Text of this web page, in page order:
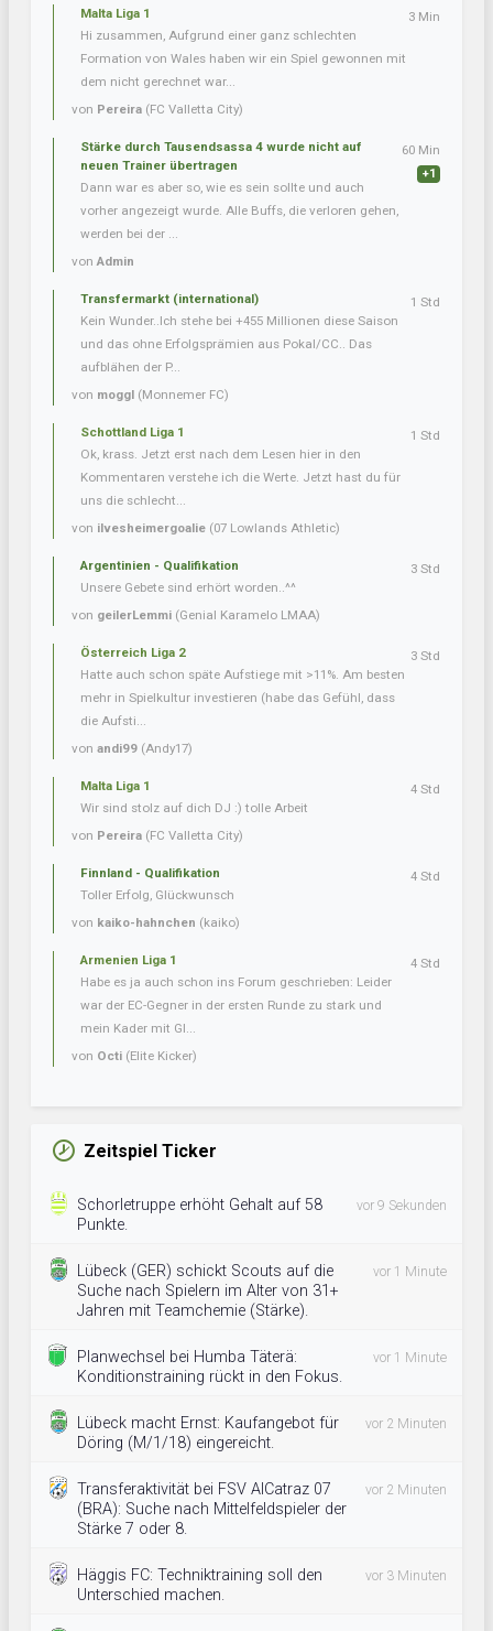
Malta Liga 1
Hi zusammen, Aufgrund einer ganz schlechten
Formation von Wales haben wir ein Spiel gewonnen mit
dem nicht gerechnet war...
von Pereira (FC Valletta City)
3 Min
Stärke durch Tausendsassa 4 wurde nicht auf
neuen Trainer übertragen
Dann war es aber so, wie es sein sollte und auch
vorher angezeigt wurde. Alle Buffs, die verloren gehen,
werden bei der ...
vonAdmin
60 Min
+1
Transfermarkt (international)
Kein Wunder..Ich stehe bei +455 Millionen diese Saison
und das ohne Erfolgsprämien aus Pokal/CC.. Das
aufblähen der P...
von moggl (Monnemer FC)
1 Std
Schottland Liga 1
Ok, krass. Jetzt erst nach dem Lesen hier in den
Kommentaren verstehe ich die Werte. Jetzt hast du für
uns die schlecht...
von ilvesheimergoalie (07 Lowlands Athletic)
1 Std
Argentinien - Qualifikation
Unsere Gebete sind erhört worden..^^
von geilerLemmi (Genial Karamelo LMAA)
3 Std
Österreich Liga 2
Hatte auch schon späte Aufstiege mit >11%. Am besten
mehr in Spielkultur investieren (habe das Gefühl, dass
die Aufsti...
von andi99 (Andy17)
3 Std
Malta Liga 1
Wir sind stolz auf dich DJ :) tolle Arbeit
von Pereira (FC Valletta City)
4 Std
Finnland - Qualifikation
Toller Erfolg, Glückwunsch
von kaiko-hahnchen (kaiko)
4 Std
Armenien Liga 1
Habe es ja auch schon ins Forum geschrieben: Leider
war der EC-Gegner in der ersten Runde zu stark und
mein Kader mit Gl...
von Octi (Elite Kicker)
4 Std
Zeitspiel Ticker
Schorletruppe erhöht Gehalt auf 58
Punkte.
vor 9 Sekunden
Lübeck (GER) schickt Scouts auf die
Suche nach Spielern im Alter von 31+
Jahren mit Teamchemie (Stärke).
vor 1 Minute
Planwechsel bei Humba Täterä:
Konditionstraining rückt in den Fokus.
vor 1 Minute
Lübeck macht Ernst: Kaufangebot für
Döring (M/1/18) eingereicht.
vor 2 Minuten
Transferaktivität bei FSV AlCatraz 07
(BRA): Suche nach Mittelfeldspieler der
Stärke 7 oder 8.
vor 2 Minuten
Häggis FC: Techniktraining soll den
Unterschied machen.
vor 3 Minuten